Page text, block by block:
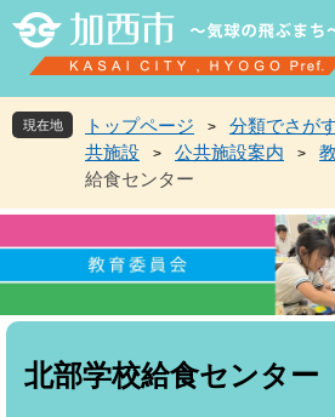
先
頭
。
を
飛
て
現在地 トップページ > 分類でさが
共施設
> 公共施設案内 >
給食センター
本
北部学校給食センター